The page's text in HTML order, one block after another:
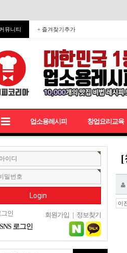
뮤니티 + 즐겨찾기추가
업소용레시피 창업요리교육
Login
인 회원가입 | 정보찾기
로그인
[
이